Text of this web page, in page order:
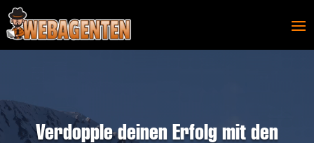
Verdopple deinen Erfolg mit den